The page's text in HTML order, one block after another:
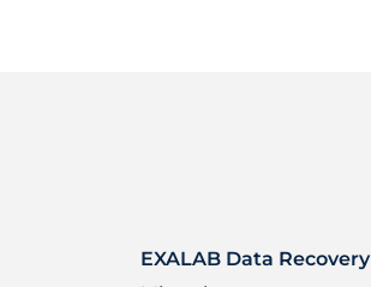
EXALAB Data Recovery